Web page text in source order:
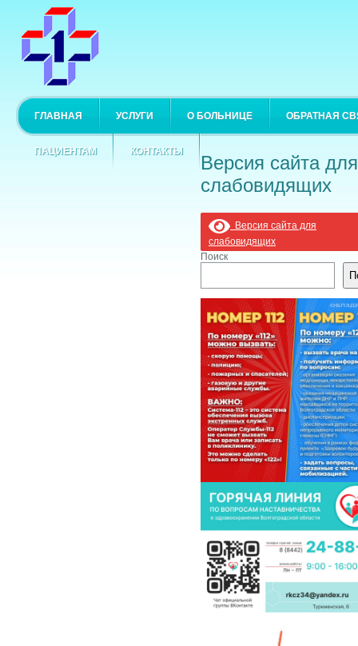
ГЛАВНАЯ УСЛУГИ О БОЛЬНИЦЕ ОБРАТНАЯ
ПАЦИЕНТАМ КОНТАКТЫ
Версия сайта для
слабовидящих
Версия сайта для
слабовидящих
Поиск